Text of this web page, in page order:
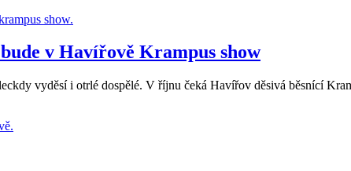
v Havířově Krampus show
vyděsí i otrlé dospělé. V říjnu čeká Havířov děsivá běsnící